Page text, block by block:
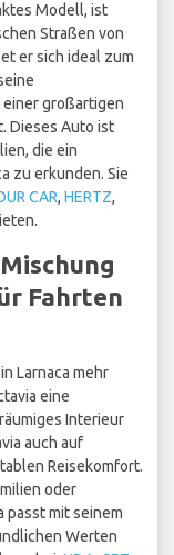
Modell, ist
Straßen von
er sich ideal zum
großartigen
Dieses Auto ist
die ein
zu erkunden. Sie
CAR, HERTZ,
Fahrten
Larnaca mehr
eine
Interieur
auch auf
Reisekomfort.
oder
passt mit seinem
Werten